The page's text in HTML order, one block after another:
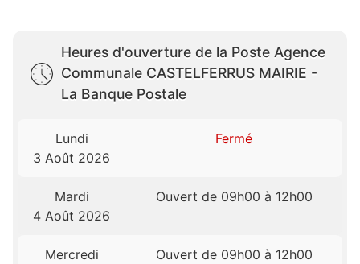
Heures d'ouverture de la Poste Agence
Communale CASTELFERRUS MAIRIE -
La Banque Postale
Lundi
3 Août 2026
Fermé
Mardi
4 Août 2026
Ouvert de 09h00 à 12h00
Mercredi
Ouvert de 09h00 à 12h00